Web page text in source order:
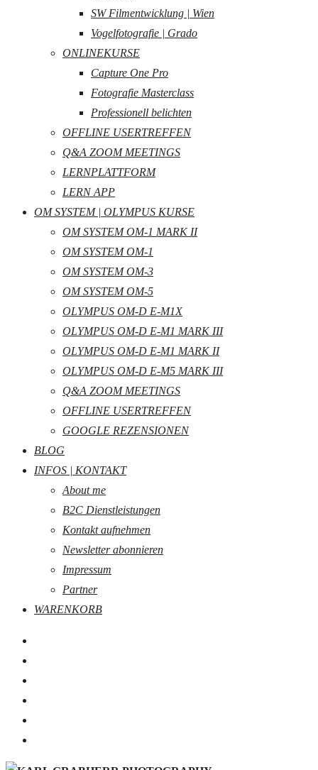
SW Filmentwicklung | Wien
Vogelfotografie | Grado
ONLINEKURSE
Capture One Pro
Fotografie Masterclass
Professionell belichten
OFFLINE USERTREFFEN
Q&A ZOOM MEETINGS
LERNPLATTFORM
LERN APP
OM SYSTEM | OLYMPUS KURSE
OM SYSTEM OM-1 MARK II
OM SYSTEM OM-1
OM SYSTEM OM-3
OM SYSTEM OM-5
OLYMPUS OM-D E-M1X
OLYMPUS OM-D E-M1 MARK III
OLYMPUS OM-D E-M1 MARK II
OLYMPUS OM-D E-M5 MARK III
Q&A ZOOM MEETINGS
OFFLINE USERTREFFEN
GOOGLE REZENSIONEN
BLOG
INFOS | KONTAKT
About me
B2C Dienstleistungen
Kontakt aufnehmen
Newsletter abonnieren
Impressum
Partner
WARENKORB